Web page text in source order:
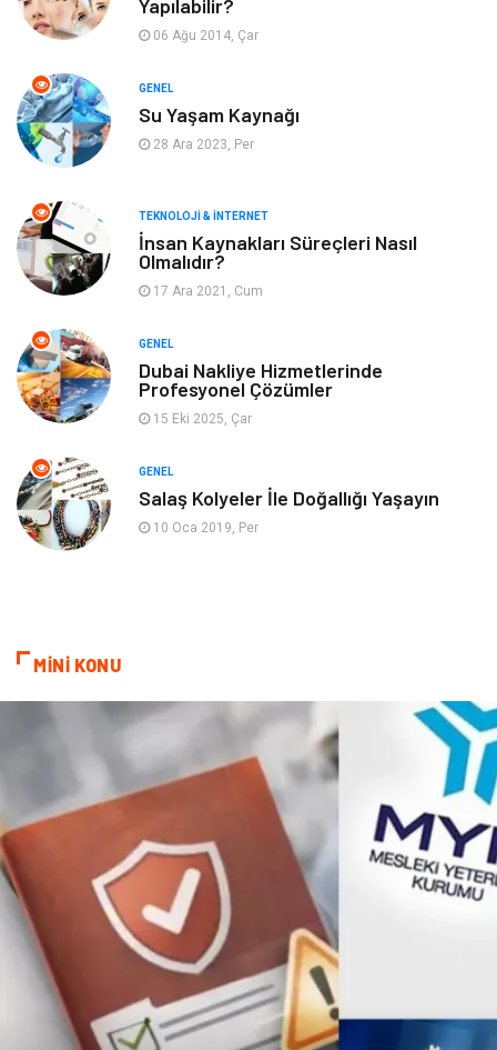
Giyim
Yeme & İçme
Keyif & Hobi Organizasyon
Gayrimenkul Spor
Finans& Ekonomi Anne & Çocuk
Genel Kültür
Ev İşleri
Mobilya
Astroloji
Yazı Tahtaları
Pet Malzemeleri
Yapılabilir?
06 Ağu 2014, Çar
GENEL
Su Yaşam Kaynağı
28 Ara 2023, Per
TEKNOLOJI & İNTERNET
İnsan Kaynakları Süreçleri Nasıl
Olmalıdır?
17 Ara 2021, Cum
GENEL
Dubai Nakliye Hizmetlerinde
Profesyonel Çözümler
15 Eki 2025, Çar
GENEL
Salaş Kolyeler İle Doğallığı Yaşayın
10 Oca 2019, Per
MİNİ KONU